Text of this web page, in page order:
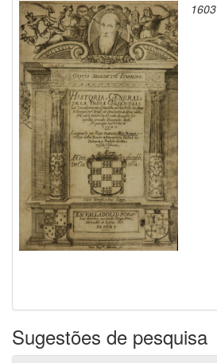
1603
Sugestões de pesquisa